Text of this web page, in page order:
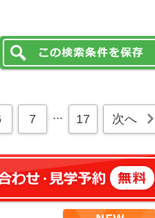
7 ... 17 次へ